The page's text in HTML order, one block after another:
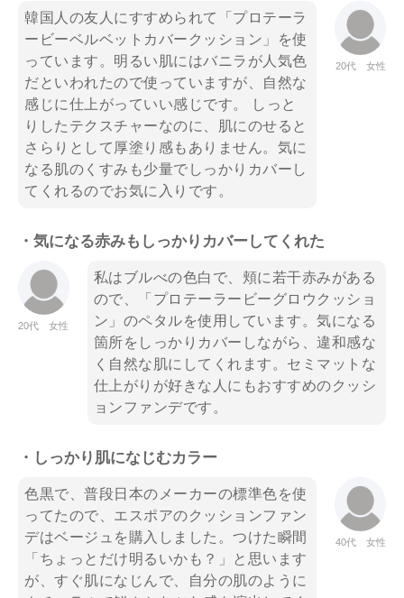
20代 女性
韓国人の友人にすすめられて「プロテーラ
ービーベルベットカバークッション」を使
っています。明るい肌にはバニラが人気色
だといわれたので使っていますが、自然な
感じに仕上がっていい感じです。 しっと
りしたテクスチャーなのに、肌にのせると
さらりとして厚塗り感もありません。気に
なる肌のくすみも少量でしっかりカバーし
てくれるのでお気に入りです。
・気になる赤みもしっかりカバーしてくれた
20代 女性
私はブルべの色白で、頬に若干赤みがある
ので、「プロテーラービーグロウクッショ
ン」のペタルを使用しています。気になる
箇所をしっかりカバーしながら、違和感な
く自然な肌にしてくれます。セミマットな
仕上がりが好きな人にもおすすめのクッシ
ョンファンデです。
・しっかり肌になじむカラー
40代 女性
色黒で、普段日本のメーカーの標準色を使
ってたので、エスポアのクッションファン
デはベージュを購入しました。つけた瞬間
「ちょっとだけ明るいかも？」と思います
が、すぐ肌になじんで、自分の肌のように